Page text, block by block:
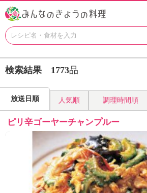
お
い
ピ
を
見
つ
け
よ
う
。
N
H
検索結果 1773品
放送日順 人気順 調理時間順
ピリ辛ゴーヤーチャンプルー